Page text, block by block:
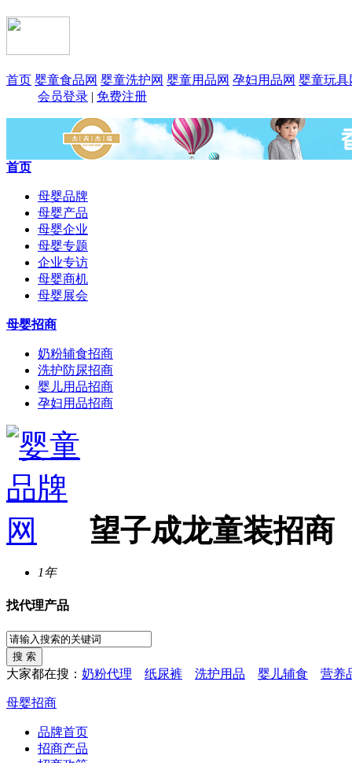
首页 婴童食品网 婴童洗护网 婴童用品网 孕妇用品网 婴童玩具
会员登录 | 免费注册
首页
母婴品牌
母婴产品
母婴企业
母婴专题
企业专访
母婴商机
母婴展会
母婴招商
奶粉辅食招商
洗护防尿招商
婴儿用品招商
孕妇用品招商
望子成龙童装招商
1年
找代理产品
大家都在搜： 奶粉代理 纸尿裤 洗护用品 婴儿辅食 营养
母婴招商
品牌首页
招商产品